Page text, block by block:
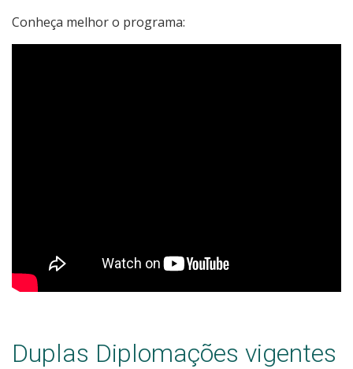
Conheça melhor o programa:
Duplas Diplomações vigentes